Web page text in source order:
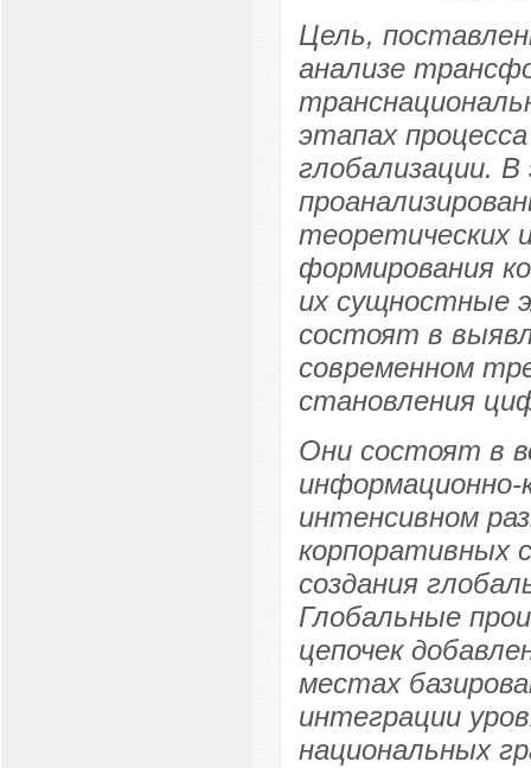
Цель,
анализе
этапах
глобализации.
теоретических
формирования
их сущностные
состоят в
современном
становления
Они состоят в
информационно-
интенсивном
корпоративных
создания
Глобальные
цепочек
местах
интеграции
национальных